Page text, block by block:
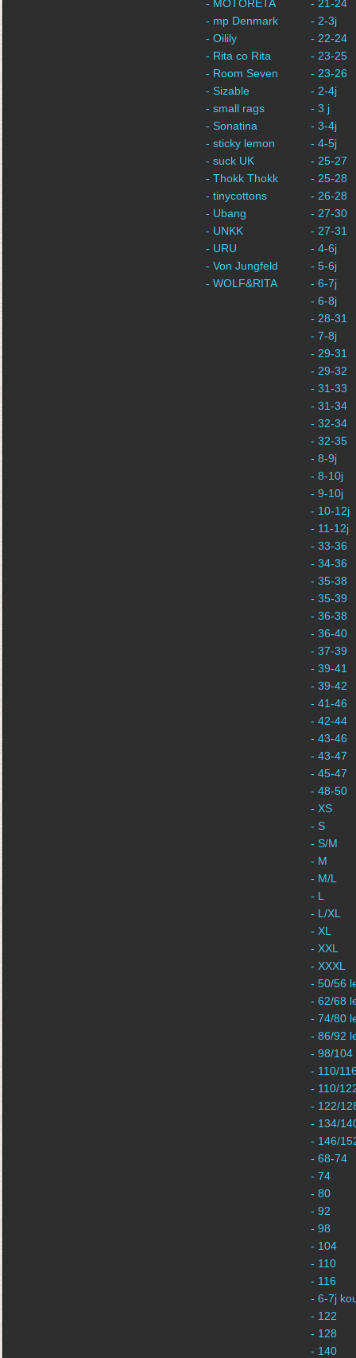
- MOTORETA
- mp Denmark
- Oilily
- Rita co Rita
- Room Seven
- Sizable
- small rags
- Sonatina
- sticky lemon
- suck UK
- Thokk Thokk
- tinycottons
- Ubang
- UNKK
- URU
- Von Jungfeld
- WOLF&RITA
- 21-24
- 2-3j
- 22-24
- 23-25
- 23-26
- 2-4j
- 3 j
- 3-4j
- 4-5j
- 25-27
- 25-28
- 26-28
- 27-30
- 27-31
- 4-6j
- 5-6j
- 6-7j
- 6-8j
- 28-31
- 7-8j
- 29-31
- 29-32
- 31-33
- 31-34
- 32-34
- 32-35
- 8-9j
- 8-10j
- 9-10j
- 10-12j
- 11-12j
- 33-36
- 34-36
- 35-38
- 35-39
- 36-38
- 36-40
- 37-39
- 39-41
- 39-42
- 41-46
- 42-44
- 43-46
- 43-47
- 45-47
- 48-50
- XS
- S
- S/M
- M
- M/L
- L
- L/XL
- XL
- XXL
- XXXL
- 50/56
- 62/68
- 74/80
- 86/92
- 98/104
- 110/
- 110/
- 122/
- 134/
- 146/
- 68-74
- 74
- 80
- 92
- 98
- 104
- 110
- 116
- 6-7j
- 122
- 128
- 140